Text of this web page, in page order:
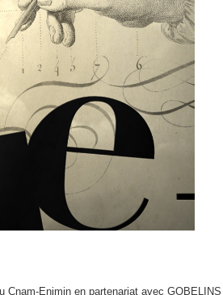
Enjmin en partenariat avec GOBELINS